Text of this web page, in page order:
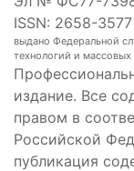
ISSN: 2658-3577
выдано Федеральной
технологий и
издание. Все
правом в
Российской
публикация